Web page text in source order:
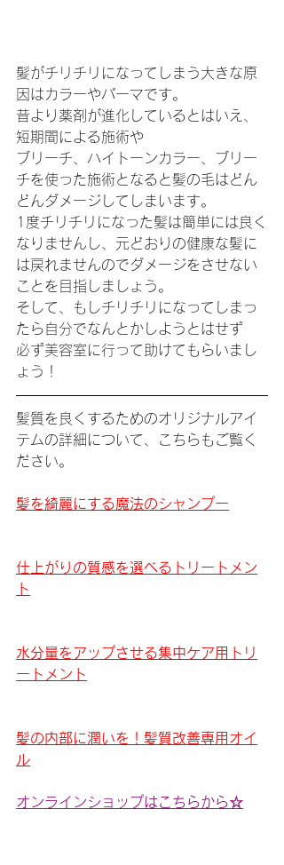
髪がチリチリになってしまう大きな原
因はカラーやパーマです。
昔より薬剤が進化しているとはいえ、
短期間による施術や
ブリーチ、ハイトーンカラー、ブリー
チを使った施術となると髪の毛はどん
どんダメージしてしまいます。
1度チリチリになった髪は簡単には良く
なりませんし、元どおりの健康な髪に
は戻れませんのでダメージをさせない
ことを目指しましょう。
そして、もしチリチリになってしまっ
たら自分でなんとかしようとはせず
必ず美容室に行って助けてもらいまし
ょう！
髪質を良くするためのオリジナルアイ
テムの詳細について、こちらもご覧く
ださい。
髪を綺麗にする魔法のシャンプー
仕上がりの質感を選べるトリートメン
ト
水分量をアップさせる集中ケア用トリ
ートメント
髪の内部に潤いを！髪質改善専用オイ
ル
オンラインショップはこちらから☆